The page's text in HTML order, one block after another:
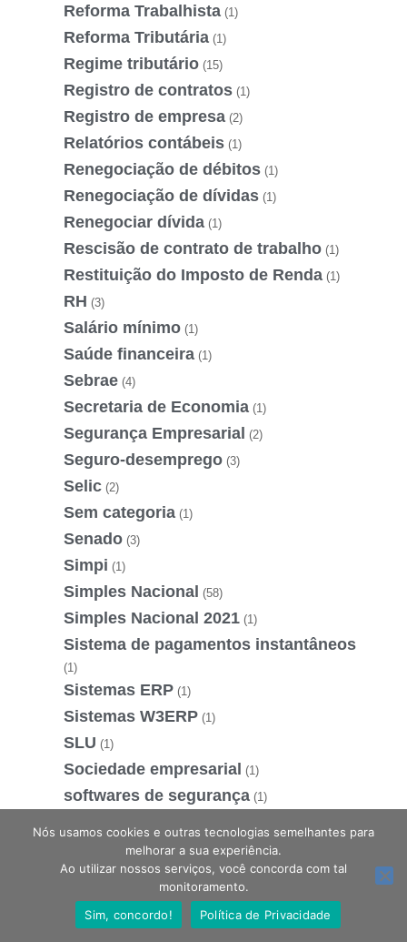
Reforma Trabalhista (1)
Reforma Tributária (1)
Regime tributário (15)
Registro de contratos (1)
Registro de empresa (2)
Relatórios contábeis (1)
Renegociação de débitos (1)
Renegociação de dívidas (1)
Renegociar dívida (1)
Rescisão de contrato de trabalho (1)
Restituição do Imposto de Renda (1)
RH (3)
Salário mínimo (1)
Saúde financeira (1)
Sebrae (4)
Secretaria de Economia (1)
Segurança Empresarial (2)
Seguro-desemprego (3)
Selic (2)
Sem categoria (1)
Senado (3)
Simpi (1)
Simples Nacional (58)
Simples Nacional 2021 (1)
Sistema de pagamentos instantâneos
(1)
Sistemas ERP (1)
Sistemas W3ERP (1)
SLU (1)
Sociedade empresarial (1)
softwares de segurança (1)
(2)
STF (3)
Substituir Empréstimos (1)
Supremo Tribunal Federal (1)
Estamos online, podemos te ajudar?
Nós usamos cookies e outras tecnologias semelhantes para
melhorar a sua experiência.
Ao utilizar nossos serviços, você concorda com tal
monitoramento.
Sim, concordo!
Política de Privacidade